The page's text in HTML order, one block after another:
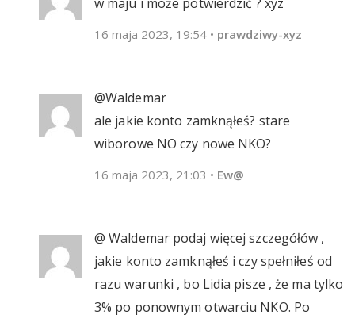
16 maja 2023, 19:54 • prawdziwy-xyz
@Waldemar
ale jakie konto zamknąłeś? stare
wiborowe NO czy nowe NKO?
16 maja 2023, 21:03 • Ew@
@ Waldemar podaj więcej szczegółów ,
jakie konto zamknąłeś i czy spełniłeś od
razu warunki , bo Lidia pisze , że ma tylko
3% po ponownym otwarciu NKO. Po